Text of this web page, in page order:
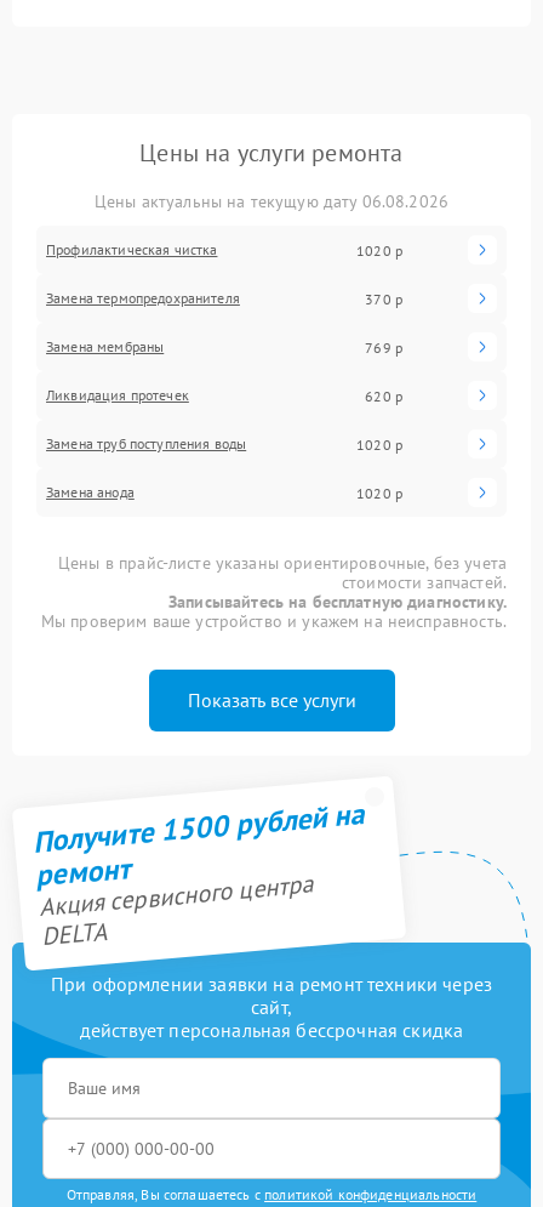
Цены на услуги ремонта
Цены актуальны на текущую дату 06.08.2026
Профилактическая чистка 1020 р
Замена термопредохранителя 370 р
Замена мембраны 769 р
Ликвидация протечек 620 р
Замена труб поступления воды 1020 р
Замена анода 1020 р
Цены в прайс-листе указаны ориентировочные, без учета
стоимости запчастей.
Записывайтесь на бесплатную диагностику.
Мы проверим ваше устройство и укажем на неисправность.
Показать все услуги
Получите 1500 рублей на
ремонт
Акция сервисного центра
DELTA
При оформлении заявки на ремонт техники через
сайт,
действует персональная бессрочная скидка
Отправляя, Вы соглашаетесь с политикой конфиденциальности